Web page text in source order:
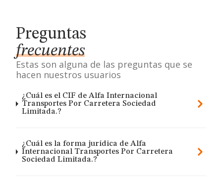
Preguntas
frecuentes
Estas son alguna de las preguntas que se
hacen nuestros usuarios
¿Cuál es el CIF de Alfa Internacional
Transportes Por Carretera Sociedad
Limitada.?
¿Cuál es la forma jurídica de Alfa
Internacional Transportes Por Carretera
Sociedad Limitada.?